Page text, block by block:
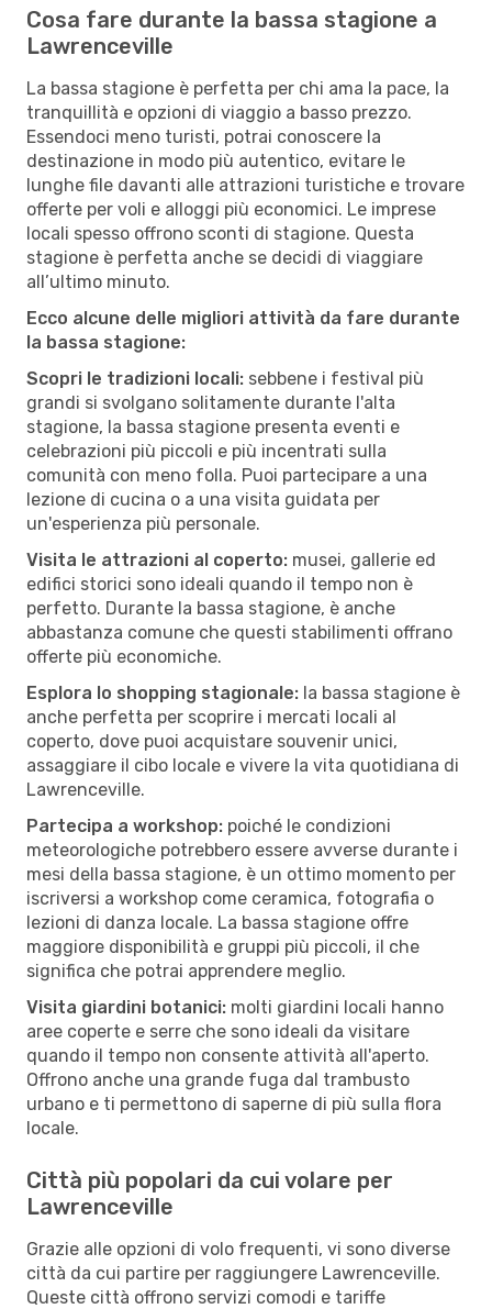
Cosa fare durante la bassa stagione a
Lawrenceville
La bassa stagione è perfetta per chi ama la pace, la
tranquillità e opzioni di viaggio a basso prezzo.
Essendoci meno turisti, potrai conoscere la
destinazione in modo più autentico, evitare le
lunghe file davanti alle attrazioni turistiche e trovare
offerte per voli e alloggi più economici. Le imprese
locali spesso offrono sconti di stagione. Questa
stagione è perfetta anche se decidi di viaggiare
all’ultimo minuto.
Ecco alcune delle migliori attività da fare durante
la bassa stagione:
Scopri le tradizioni locali: sebbene i festival più
grandi si svolgano solitamente durante l'alta
stagione, la bassa stagione presenta eventi e
celebrazioni più piccoli e più incentrati sulla
comunità con meno folla. Puoi partecipare a una
lezione di cucina o a una visita guidata per
un'esperienza più personale.
Visita le attrazioni al coperto: musei, gallerie ed
edifici storici sono ideali quando il tempo non è
perfetto. Durante la bassa stagione, è anche
abbastanza comune che questi stabilimenti offrano
offerte più economiche.
Esplora lo shopping stagionale: la bassa stagione è
anche perfetta per scoprire i mercati locali al
coperto, dove puoi acquistare souvenir unici,
assaggiare il cibo locale e vivere la vita quotidiana di
Lawrenceville.
Partecipa a workshop: poiché le condizioni
meteorologiche potrebbero essere avverse durante i
mesi della bassa stagione, è un ottimo momento per
iscriversi a workshop come ceramica, fotografia o
lezioni di danza locale. La bassa stagione offre
maggiore disponibilità e gruppi più piccoli, il che
significa che potrai apprendere meglio.
Visita giardini botanici: molti giardini locali hanno
aree coperte e serre che sono ideali da visitare
quando il tempo non consente attività all'aperto.
Offrono anche una grande fuga dal trambusto
urbano e ti permettono di saperne di più sulla flora
locale.
Città più popolari da cui volare per
Lawrenceville
Grazie alle opzioni di volo frequenti, vi sono diverse
città da cui partire per raggiungere Lawrenceville.
Queste città offrono servizi comodi e tariffe